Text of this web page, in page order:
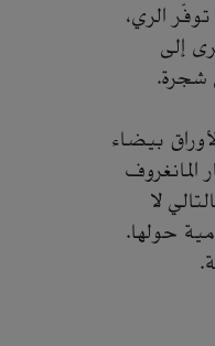
الري،
إلى
شجرة.
بيضاء
لا
حولها.